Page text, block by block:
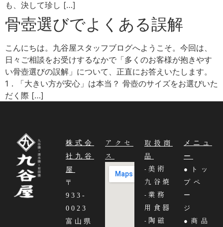
も、決して珍し […]
骨壺選びでよくある誤解
こんにちは。九谷屋スタッフブログへようこそ。今回は、
日々ご相談をお受けするなかで「多くのお客様が抱きやす
い骨壺選びの誤解」について、正直にお答えいたします。
1．「大きい方が安心」は本当？ 骨壺のサイズをお選びいた
だく際 […]
株式会
社九谷
屋
〒
933-
0023
富山県
アクセ
ス
取扱商
品
-美術
九谷焼
-業務
用食器
-陶磁
メニュ
ー
●トッ
プペ
ー
ジ
●商品